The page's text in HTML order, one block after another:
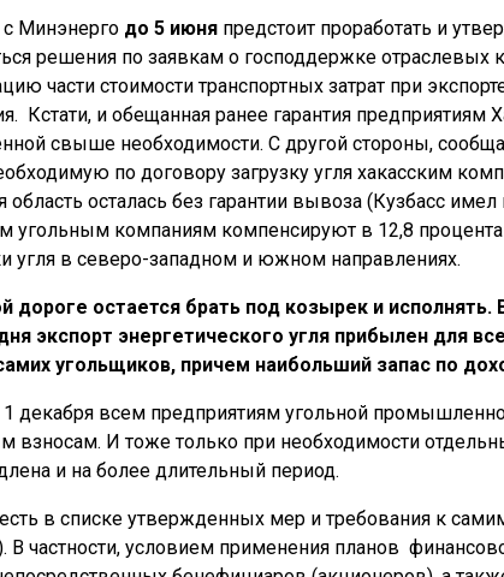
Минэнерго до 5 июня предстоит проработать и
решения по заявкам о господдержке отраслевых
части стоимости транспортных затрат при
Кстати, и обещанная ранее гарантия предприятиям
свыше необходимости. С другой стороны,
по договору загрузку угля хакасским
область осталась без гарантии вывоза (Кузбасс
угольным компаниям компенсируют в 12,8
угля в северо-западном и южном направлениях.
дороге остается брать под козырек и
экспорт энергетического угля прибылен для
угольщиков, причем наибольший запас по
декабря всем предприятиям угольной
взносам. И тоже только при необходимости
и на более длительный период.
есть в списке утвержденных мер и требования к
В частности, условием применения планов